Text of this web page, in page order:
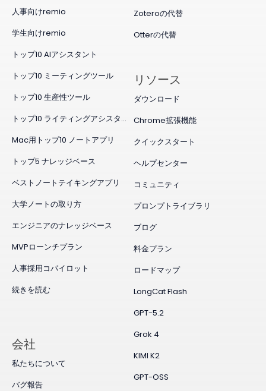
Zoteroの代替
Otterの代替
人事向けremio
学生向けremio
トップ10 AIアシスタント
トップ10 ミーティングツール
トップ10 生産性ツール
トップ10 ライティングアシスタント
Mac用トップ10 ノートアプリ
トップ5 ナレッジベース
ベストノートテイキングアプリ
大学ノートの取り方
エンジニアのナレッジベース
MVPローンチプラン
人事採用コパイロット
続きを読む
リソース
ダウンロード
Chrome拡張機能
クイックスタート
ヘルプセンター
コミュニティ
プロンプトライブラリ
ブログ
料金プラン
ロードマップ
LongCat Flash
GPT-5.2
Grok 4
KIMI K2
GPT-OSS
会社
私たちについて
バグ報告